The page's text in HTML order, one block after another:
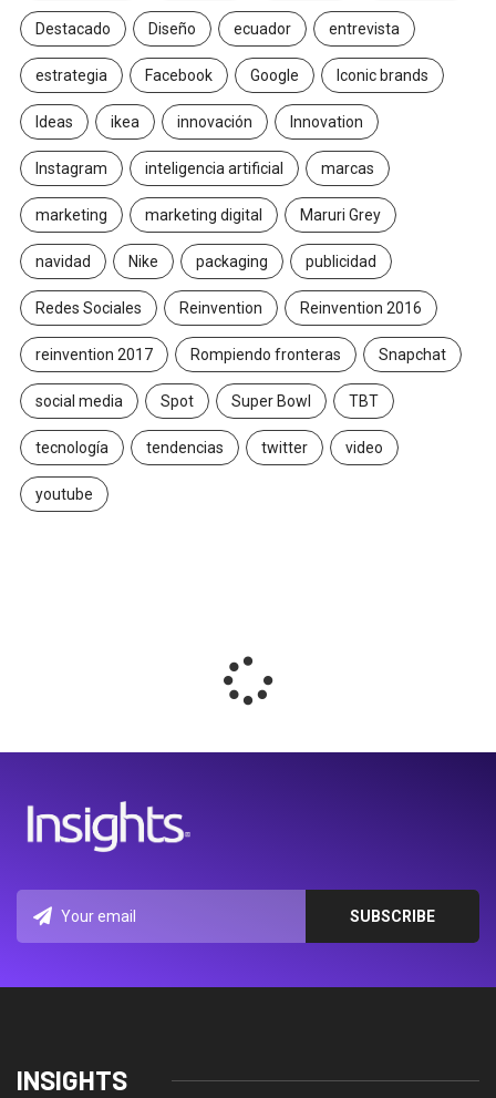
Destacado Diseño ecuador entrevista
estrategia Facebook Google Iconic brands
Ideas ikea innovación Innovation
Instagram inteligencia artificial marcas
marketing marketing digital Maruri Grey
navidad Nike packaging publicidad
Redes Sociales Reinvention Reinvention 2016
reinvention 2017 Rompiendo fronteras Snapchat
social media Spot Super Bowl TBT
tecnología tendencias twitter video
youtube
INSIGHTS